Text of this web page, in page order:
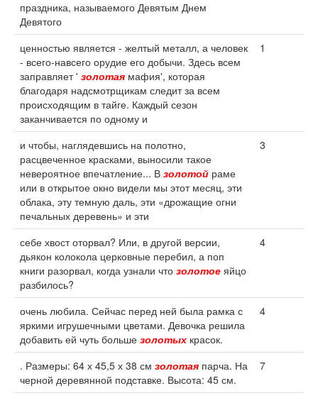
праздника, называемого Девятым Днем
Девятого
ценностью является - желтый металл, а человек
- всего-навсего орудие его добычи. Здесь всем
заправляет ' золотая мафия', которая
благодаря надсмотрщикам следит за всем
происходящим в тайге. Каждый сезон
заканчивается по одному и
1
и чтобы, наглядевшись на полотно,
расцвеченное красками, выносили такое
невероятное впечатление... В золотой раме
или в открытое окно видели мы этот месяц, эти
облака, эту темную даль, эти «дрожащие огни
печальных деревень» и эти
3
себе хвост оторвал? Или, в другой версии,
дьякон колокола церковные перебил, а поп
книги разорвал, когда узнали что золотое яйцо
разбилось?
4
очень любила. Сейчас перед ней была рамка с
яркими игрушечными цветами. Девочка решила
добавить ей чуть больше золотых красок.
4
. Размеры: 64 х 45,5 х 38 см золотая парча. На
черной деревянной подставке. Высота: 45 см.
7